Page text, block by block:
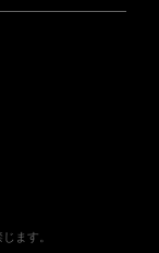
ます。